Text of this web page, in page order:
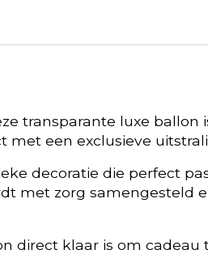
transparante luxe ballon
met een exclusieve
decoratie die perfect
met zorg samengesteld
direct klaar is om cadeau